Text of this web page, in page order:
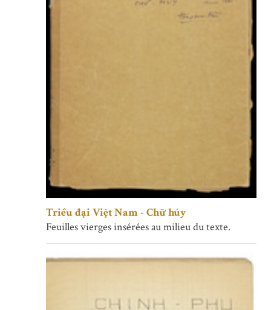
Triều đại Việt Nam - Chữ húy
Feuilles vierges insérées au milieu du texte.